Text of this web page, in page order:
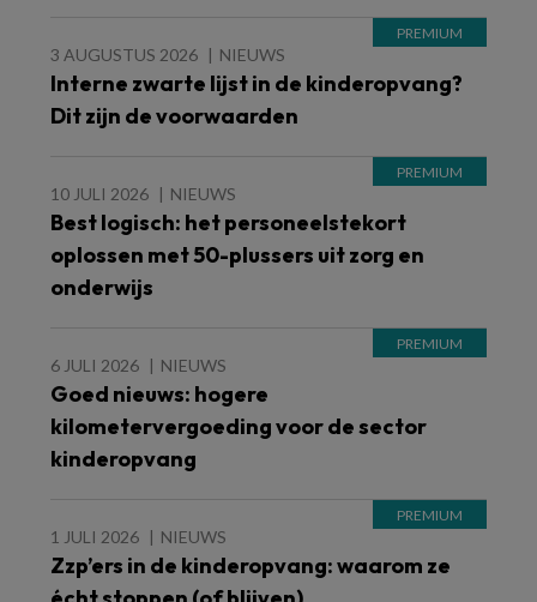
3 AUGUSTUS 2026 NIEUWS
Interne zwarte lijst in de kinderopvang?
Dit zijn de voorwaarden
10 JULI 2026 NIEUWS
Best logisch: het personeelstekort
oplossen met 50-plussers uit zorg en
onderwijs
6 JULI 2026 NIEUWS
Goed nieuws: hogere
kilometervergoeding voor de sector
kinderopvang
1 JULI 2026 NIEUWS
Zzp’ers in de kinderopvang: waarom ze